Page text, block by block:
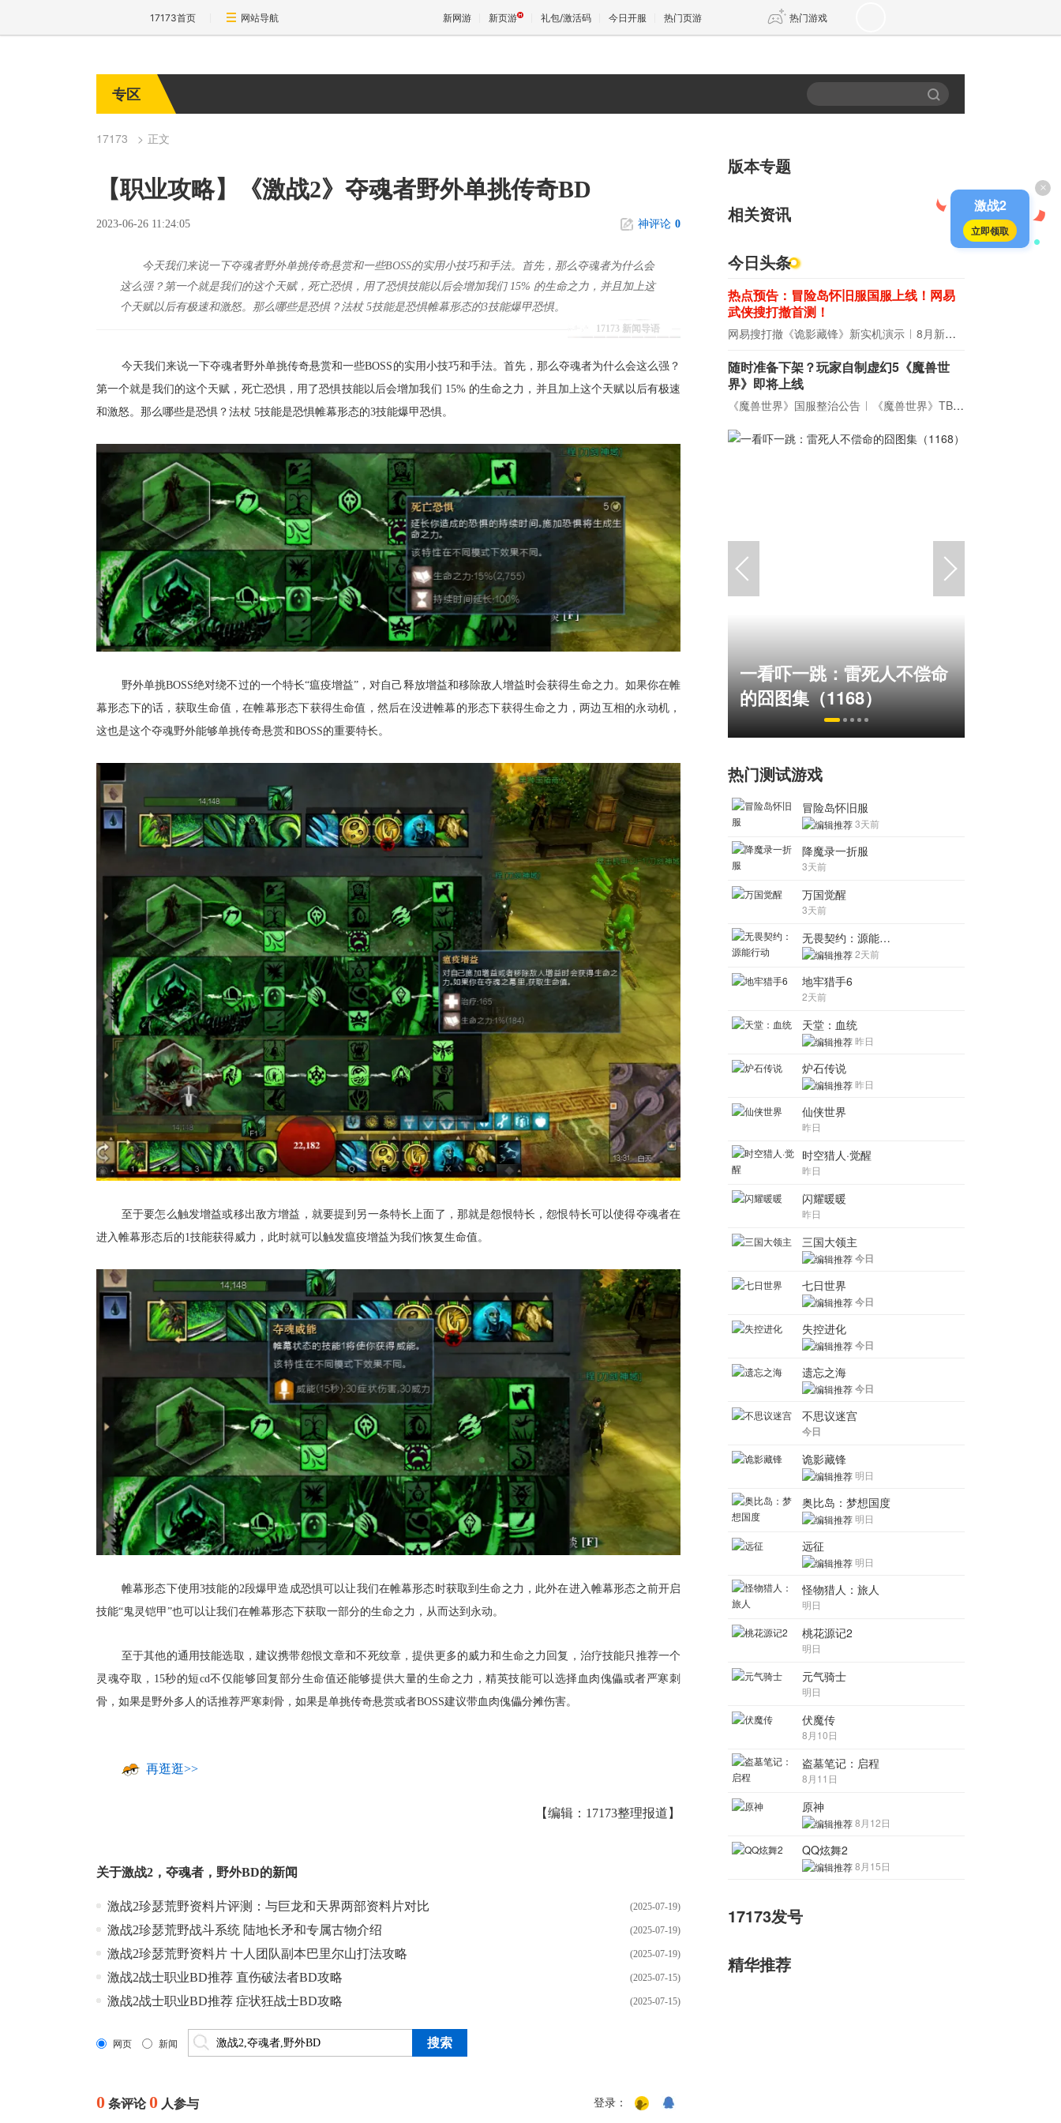
17173首页 网站导航 新网游 新页游 礼包/激活码 今日开服 热门页游 热门游戏
传奇4
专区
17173 正文
【职业攻略】《激战2》夺魂者野外单挑传奇BD
2023-06-26 11:24:05 神评论 0
17173 新闻导语
今天我们来说一下夺魂者野外单挑传奇悬赏和一些BOSS的实用小技巧和手法。首先，那么夺魂者为什么会
这么强？第一个就是我们的这个天赋，死亡恐惧，用了恐惧技能以后会增加我们 15% 的生命之力，并且加上这
个天赋以后有极速和激怒。那么哪些是恐惧？法杖 5技能是恐惧帷幕形态的3技能爆甲恐惧。
今天我们来说一下夺魂者野外单挑传奇悬赏和一些BOSS 的实用小技巧和手法。 首先， 那么夺魂者为什么会这么强？
第一个就是我们的这个天赋，死亡恐惧，用了恐惧技能以后会增加我们 15% 的生命之力，并且加上这个天赋以后有极速
和激怒。那么哪些是恐惧？法杖 5技能是恐惧帷幕形态的3技能爆甲恐惧。
野外单挑BOSS绝对绕不过的一个特长“瘟疫增益” ，对自己释放增益和移除敌人增益时会获得生命之力。如果你在帷
幕形态下的话，获取生命值，在帷幕形态下获得生命值，然后在没进帷幕的形态下获得生命之力，两边互相的永动机，
这也是这个夺魂野外能够单挑传奇悬赏和BOSS的重要特长。
至于要怎么触发增益或移出敌方增益，就要提到另一条特长上面了，那就是怨恨特长，怨恨特长可以使得夺魂者在
进入帷幕形态后的1技能获得威力，此时就可以触发瘟疫增益为我们恢复生命值。
帷幕形态下使用3技能的2段爆甲造成恐惧可以让我们在帷幕形态时获取到生命之力，此外在进入帷幕形态之前开启
技能“鬼灵铠甲”也可以让我们在帷幕形态下获取一部分的生命之力，从而达到永动。
至于其他的通用技能选取，建议携带怨恨文章和不死纹章，提供更多的威力和生命之力回复，治疗技能只推荐一个
灵魂夺取，15秒的短cd不仅能够回复部分生命值还能够提供大量的生命之力，精英技能可以选择血肉傀儡或者严寒刺
骨，如果是野外多人的话推荐严寒刺骨，如果是单挑传奇悬赏或者BOSS建议带血肉傀儡分摊伤害。
再逛逛>>
【编辑：17173整理报道】
关于激战2 ， 夺魂者 ， 野外BD的新闻
(2025-07-19)
激战2珍瑟荒野资料片评测：与巨龙和天界两部资料片对比
(2025-07-19)
激战2珍瑟荒野战斗系统 陆地长矛和专属古物介绍
(2025-07-19)
激战2珍瑟荒野资料片 十人团队副本巴里尔山打法攻略
(2025-07-15)
激战2战士职业BD推荐 直伤破法者BD攻略
(2025-07-15)
激战2战士职业BD推荐 症状狂战士BD攻略
网页 新闻
0 条评论0 人参与 登录：
版本专题
相关资讯
今日头条
热点预告：冒险岛怀旧服国服上线！网易
武侠搜打撤首测！
网易搜打撤《诡影藏锋》新实机演示 8月新游前瞻：《诡秘之主》领衔
随时准备下架？玩家自制虚幻5《魔兽世
界》即将上线
《魔兽世界》国服整治公告 《魔兽世界》TBC周年大更：双经典团本回归！
老友服“逐鹿中原”火爆上
线，回馈18年天下老头
一看吓一跳：雷死人不偿命
的囧图集（1168）
热门测试游戏
冒险岛怀旧服
3天前
降魔录一折服
3天前
万国觉醒
3天前
无畏契约：源能行动
2天前
地牢猎手6
2天前
天堂：血统
昨日
炉石传说
昨日
仙侠世界
昨日
时空猎人·觉醒
昨日
闪耀暖暖
昨日
三国大领主
今日
七日世界
今日
失控进化
今日
遗忘之海
今日
不思议迷宫
今日
诡影藏锋
明日
奥比岛：梦想国度
明日
远征
明日
怪物猎人：旅人
明日
桃花源记2
明日
元气骑士
明日
伏魔传
8月10日
盗墓笔记：启程
8月11日
原神
8月12日
QQ炫舞2
8月15日
17173发号
精华推荐
×
激战2
立即领取